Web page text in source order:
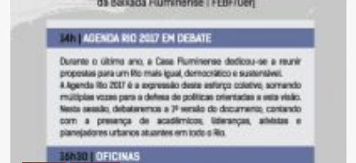
escola
Mate
com
Angu”
–
carta
da
Casa
Fluminense